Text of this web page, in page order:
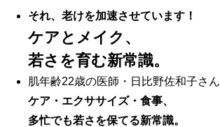
それ、老けを加速させています！
ケアとメイク、
若さを育む新常識。
肌年齢22歳の医師・日比野佐和子さん
ケア・エクササイズ・食事、
多忙でも若さを保てる新常識。